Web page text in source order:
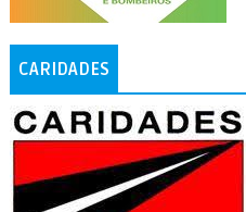
CARIDADES